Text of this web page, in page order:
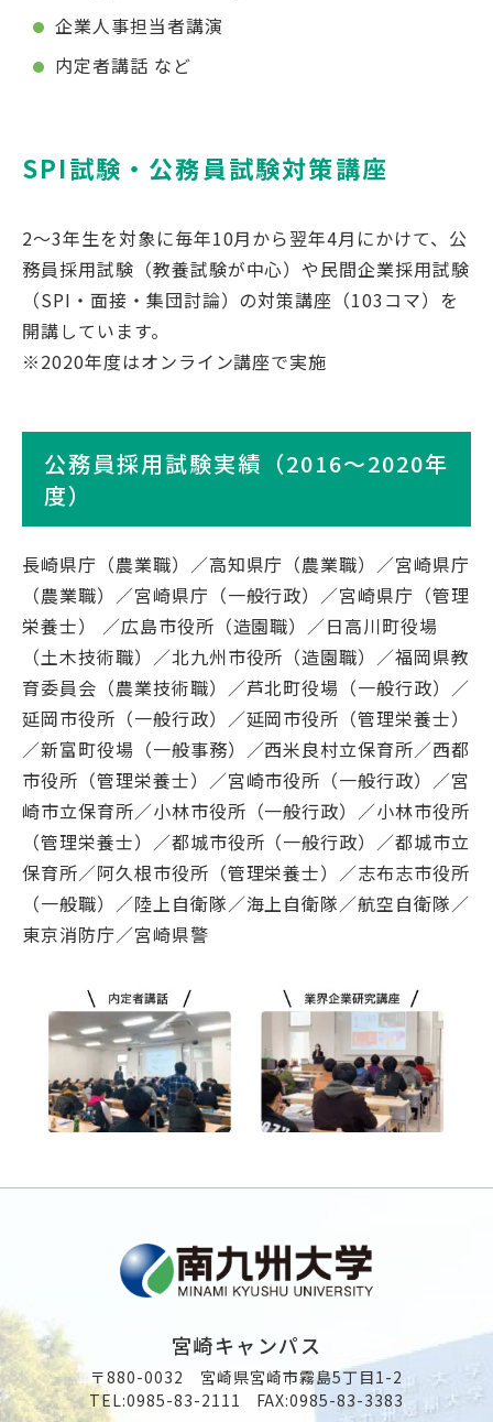
企業人事担当者講演
内定者講話 など
SPI試験・公務員試験対策講座
2～3年生を対象に毎年10月から翌年4月にかけて、公
務員採用試験（教養試験が中心）や民間企業採用試験
（SPI・面接・集団討論）の対策講座（103コマ）を
開講しています。
※2020年度はオンライン講座で実施
公務員採用試験実績（2016～2020年
度）
長崎県庁（農業職）／高知県庁（農業職）／宮崎県庁
（農業職）／宮崎県庁（一般行政）／宮崎県庁（管理
栄養士） ／広島市役所（造園職）／日高川町役場
（土木技術職）／北九州市役所（造園職）／福岡県教
育委員会（農業技術職）／芦北町役場（一般行政）／
延岡市役所（一般行政）／延岡市役所（管理栄養士）
／新富町役場（一般事務）／西米良村立保育所／西都
市役所（管理栄養士）／宮崎市役所（一般行政）／宮
崎市立保育所／小林市役所（一般行政）／小林市役所
（管理栄養士）／都城市役所（一般行政）／都城市立
保育所／阿久根市役所（管理栄養士）／志布志市役所
（一般職）／陸上自衛隊／海上自衛隊／航空自衛隊／
東京消防庁／宮崎県警
宮崎キャンパス
〒880-0032 宮崎県宮崎市霧島5丁目1-2
TEL:0985-83-2111 FAX:0985-83-3383